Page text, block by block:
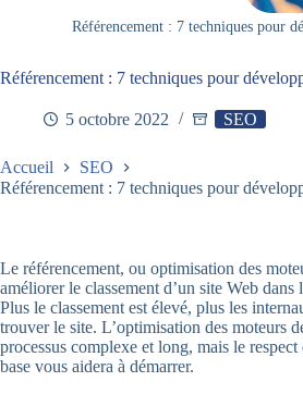
Référencement : 7 techniques pour
Référencement : 7 techniques pour
5 octobre 2022 SEO
Accueil
SEO
Référencement : 7 techniques pour
Le référencement, ou optimisation des
améliorer le classement d’un site Web dans
Plus le classement est élevé, plus les
trouver le site. L’optimisation des moteurs
processus complexe et long, mais le
base vous aidera à démarrer.